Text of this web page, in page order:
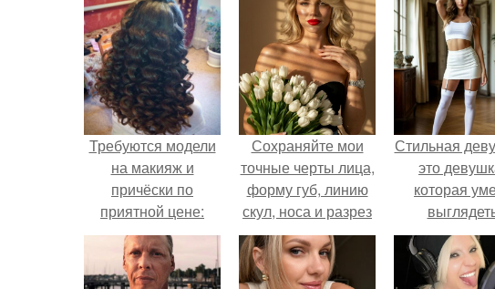
Требуются модели
на макияж и
причёски по
приятной цене:
Сохраняйте мои
точные черты лица,
форму губ, линию
скул, носа и разрез
глаз.
Стильная
это
которая
элегантно в
ситуации.